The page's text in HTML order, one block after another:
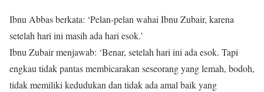
Ibnu Abbas berkata: ‘Pelan-pelan wahai Ibnu Zubair, karena
setelah hari ini masih ada hari esok.’
Ibnu Zubair menjawab: ‘Benar, setelah hari ini ada esok. Tapi
engkau tidak pantas membicarakan seseorang yang lemah, bodoh,
tidak memiliki kedudukan dan tidak ada amal baik yang